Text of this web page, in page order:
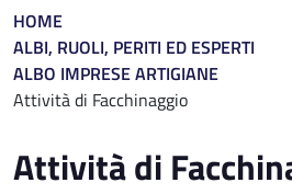
Briciole di pane
HOME
ALBI, RUOLI, PERITI ED ESPERTI
ALBO IMPRESE ARTIGIANE
Attività di Facchinaggio
Attività di